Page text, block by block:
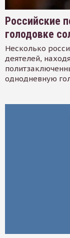
Российские
голодовке
Несколько
деятелей,
однодневную